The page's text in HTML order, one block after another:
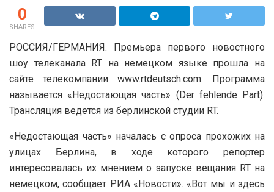
0
SHARES
РОССИЯ/ГЕРМАНИЯ. Премьера первого новостного
шоу телеканала RT на немецком языке прошла на
сайте телекомпании www.rtdeutsch.com. Программа
называется «Недостающая часть» (Der fehlende Part).
Трансляция ведется из берлинской студии RT.
«Недостающая часть» началась с опроса прохожих на
улицах Берлина, в ходе которого репортер
интересовалась их мнением о запуске вещания RT на
немецком, сообщает РИА «Новости». «Вот мы и здесь